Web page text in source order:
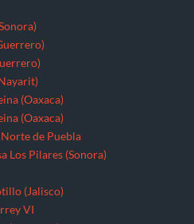
(Oaxaca)
(Oaxaca)
de Puebla
Los Pilares (Sonora)
(Jalisco)
VI